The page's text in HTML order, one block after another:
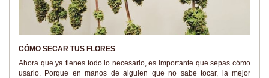
CÓMO SECAR TUS FLORES
Ahora que ya tienes todo lo necesario, es importante que sepas cómo
usarlo. Porque en manos de alguien que no sabe tocar, la mejor